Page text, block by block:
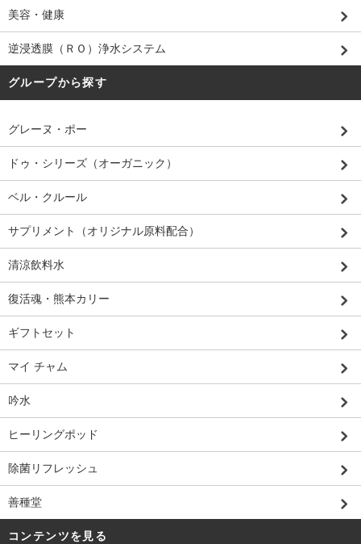
美容・健康
逆浸透膜（ＲＯ）浄水システム
グループから探す
グレーヌ・ポー
ドゥ・シリーズ（オーガニック）
ベル・クルール
サプリメント（オリジナル原料配合）
清涼飲料水
復活魂・熊本カリー
ギフトセット
マイ チャム
吟水
ヒーリングポッド
除菌リフレッシュ
善種堂
コンテンツを見る